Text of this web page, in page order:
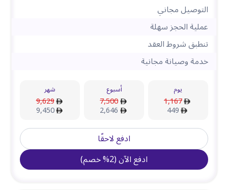
التوصيل مجاني
عملية الحجز سهلة
تنطبق شروط العقد
خدمة وصيانة مجانية
يوم
1,167
449
أسبوع
7,500
2,646
شهر
9,629
9,450
ادفع لاحقًا
ادفع الآن(
2
%خصم)